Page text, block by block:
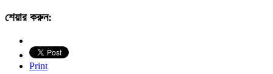
শেয়ার করুন:
Print